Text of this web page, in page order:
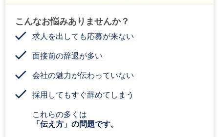
こんなお悩みありませんか？
求人を出しても応募が来ない
面接前の辞退が多い
会社の魅力が伝わっていない
採用してもすぐ辞めてしまう
これらの多くは
「伝え方」の問題です。